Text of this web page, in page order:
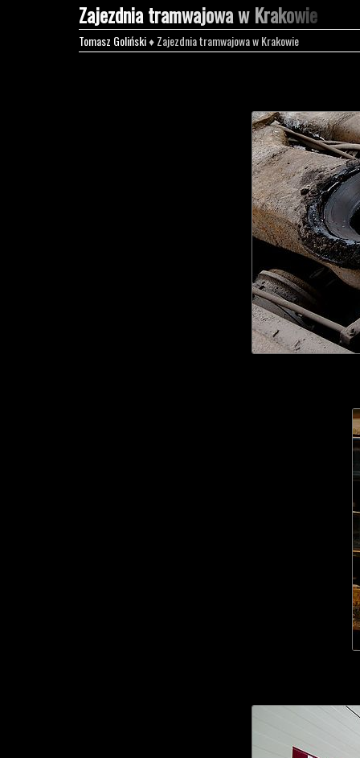
Zajezdnia tramwajowa w Krakowie
Tomasz Goliński♦ Zajezdnia tramwajowa w Krakowie